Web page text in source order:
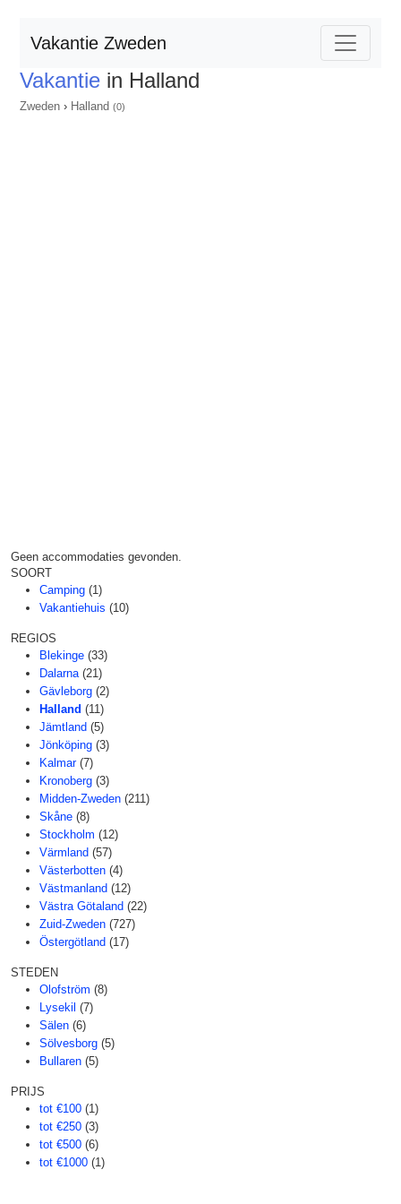
Vakantie Zweden
Vakantie in Halland
Zweden › Halland (0)
Geen accommodaties gevonden.
SOORT
Camping (1)
Vakantiehuis (10)
REGIOS
Blekinge (33)
Dalarna (21)
Gävleborg (2)
Halland (11)
Jämtland (5)
Jönköping (3)
Kalmar (7)
Kronoberg (3)
Midden-Zweden (211)
Skåne (8)
Stockholm (12)
Värmland (57)
Västerbotten (4)
Västmanland (12)
Västra Götaland (22)
Zuid-Zweden (727)
Östergötland (17)
STEDEN
Olofström (8)
Lysekil (7)
Sälen (6)
Sölvesborg (5)
Bullaren (5)
PRIJS
tot €100 (1)
tot €250 (3)
tot €500 (6)
tot €1000 (1)